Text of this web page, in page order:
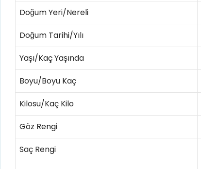
Doğum Yeri/Nereli
Doğum Tarihi/Yılı
Yaşı/Kaç Yaşında
Boyu/Boyu Kaç
Kilosu/Kaç Kilo
Göz Rengi
Saç Rengi